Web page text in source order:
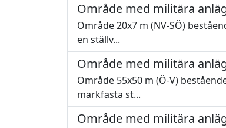
Område med militära
Område 20x7 m (NV-SÖ)
en ställv...
Område med militära
Område 55x50 m (Ö-V)
markfasta st...
Område med militära